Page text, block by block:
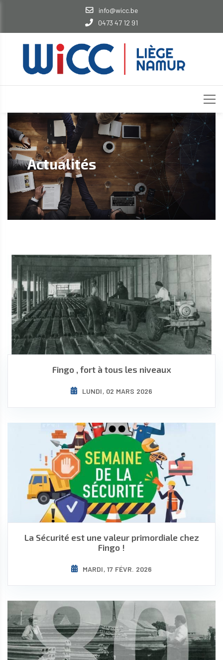
info@wicc.be
0473 47 12 91
Actualités
Fingo , fort à tous les niveaux
LUNDI, 02 MARS 2026
La Sécurité est une valeur primordiale chez
Fingo !
MARDI, 17 FÉVR. 2026